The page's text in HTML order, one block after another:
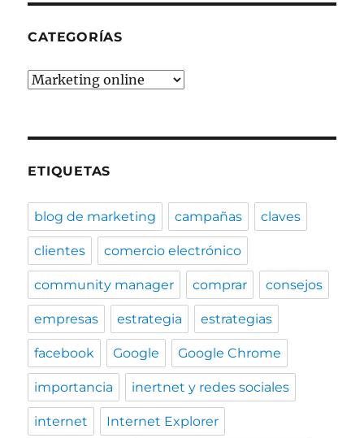
CATEGORÍAS
Categorías
ETIQUETAS
blog de marketing campañas claves
clientes comercio electrónico
community manager comprar consejos
empresas estrategia estrategias
facebook Google Google Chrome
importancia inertnet y redes sociales
internet Internet Explorer